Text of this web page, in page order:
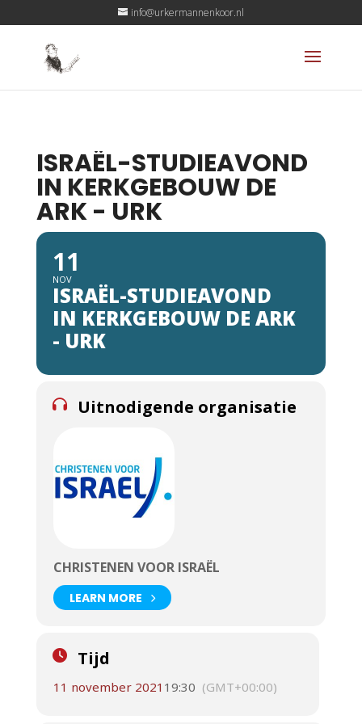
info@urkermannenkoor.nl
ISRAËL-STUDIEAVOND
IN KERKGEBOUW DE
ARK - URK
11
NOV
ISRAËL-STUDIEAVOND
IN KERKGEBOUW DE ARK
- URK
Uitnodigende organisatie
CHRISTENEN VOOR ISRAËL
LEARN MORE
Tijd
11 november 2021 19:30 (GMT+00:00)